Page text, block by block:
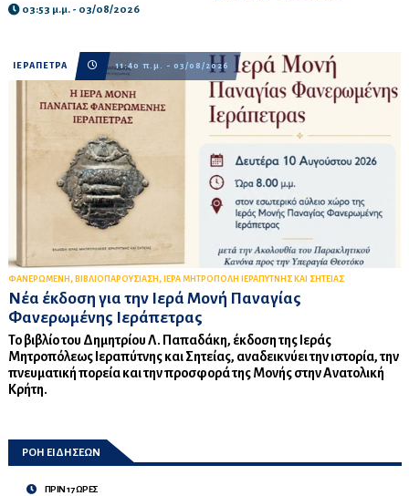
03:53 μ.μ. - 03/08/2026
ΙΕΡΑΠΕΤΡΑ 11:40 π.μ. - 03/08/2026
ΦΑΝΕΡΩΜΕΝΗ , ΒΙΒΛΙΟΠΑΡΟΥΣΙΑΣΗ , ΙΕΡΑ ΜΗΤΡΟΠΟΛΗ ΙΕΡΑΠΥΤΝΗΣ ΚΑΙ ΣΗΤΕΙΑΣ
Νέα έκδοση για την Ιερά Μονή Παναγίας
Φανερωμένης Ιεράπετρας
Το βιβλίο του Δημητρίου Λ. Παπαδάκη, έκδοση της Ιεράς
Μητροπόλεως Ιεραπύτνης και Σητείας, αναδεικνύει την ιστορία, την
πνευματική πορεία και την προσφορά της Μονής στην Ανατολική
Κρήτη.
ΡΟΗ ΕΙΔΗΣΕΩΝ
ΠΡΙΝ 17 ΩΡΕΣ